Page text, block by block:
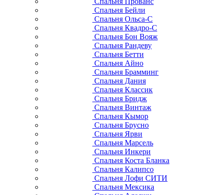
Спальня Бейли
Спальня Ольса-С
Спальня Квадро-С
Спальня Бон Вояж
Спальня Рандеву
Спальня Бетти
Спальня Айно
Спальня Брамминг
Спальня Дания
Спальня Классик
Спальня Бридж
Спальня Винтаж
Спальня Кымор
Спальня Брусно
Спальня Ярви
Спальня Марсель
Спальня Инкери
Спальня Коста Бланка
Спальня Калипсо
Спальня Лофи СИТИ
Спальня Мексика